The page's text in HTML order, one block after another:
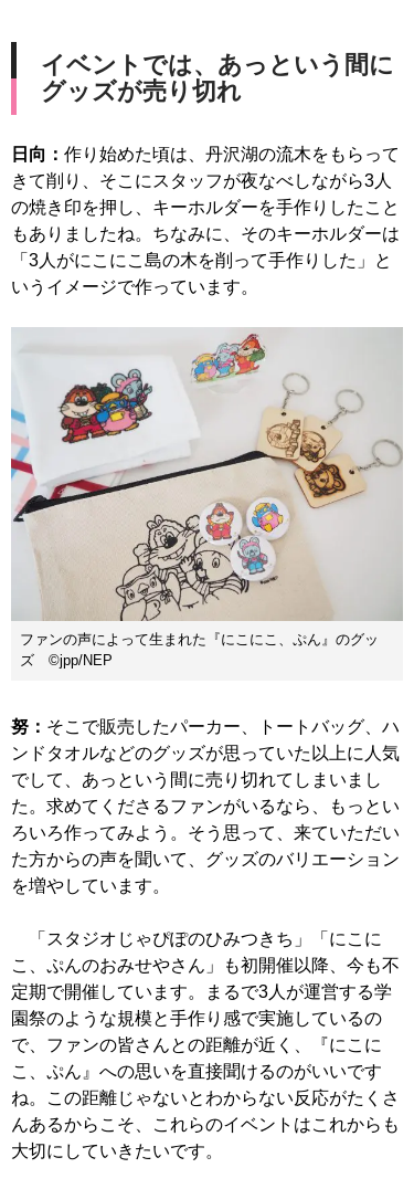
イベントでは、あっという間に
グッズが売り切れ
日向： 作り始めた頃は、丹沢湖の流木をもらって
きて削り、そこにスタッフが夜なべしながら3人
の焼き印を押し、キーホルダーを手作りしたこと
もありましたね。ちなみに、そのキーホルダーは
「3人がにこにこ島の木を削って手作りした」と
いうイメージで作っています。
ファンの声によって生まれた『にこにこ、ぷん』のグッ
ズ ©jpp/NEP
努： そこで販売したパーカー、トートバッグ、ハ
ンドタオルなどのグッズが思っていた以上に人気
でして、あっという間に売り切れてしまいまし
た。求めてくださるファンがいるなら、もっとい
ろいろ作ってみよう。そう思って、来ていただい
た方からの声を聞いて、グッズのバリエーション
を増やしています。
「スタジオじゃぴぽのひみつきち」「にこに
こ、ぷんのおみせやさん」も初開催以降、今も不
定期で開催しています。まるで3人が運営する学
園祭のような規模と手作り感で実施しているの
で、ファンの皆さんとの距離が近く、『にこに
こ、ぷん』への思いを直接聞けるのがいいです
ね。この距離じゃないとわからない反応がたくさ
んあるからこそ、これらのイベントはこれからも
大切にしていきたいです。